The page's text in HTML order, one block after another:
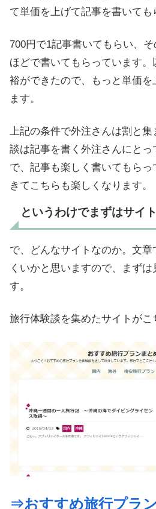
て単価を上げて記事を書いても
700円で1記事書いてもらい、
ほどで書いてもらっています
裕ができたので、もっと単価
ます。
上記の条件で外注さんは割と
談は記事を書く外注さんにと
で、記事も楽しく書いてもら
きてこちらも楽しくなります。
というわけでまずはサイ
で、どんなサイトなのか。文
くいかと思いますので、まず
す。
旅行体験談を集めたサイトがこ
⇒おすすめ旅行プラ